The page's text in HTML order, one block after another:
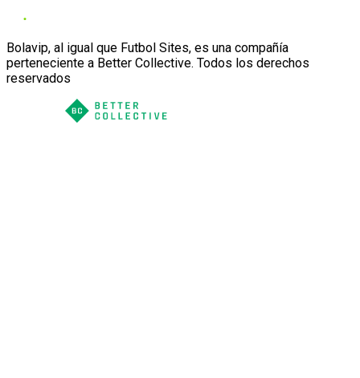
Bolavip, al igual que Futbol Sites, es una compañía
perteneciente a Better Collective. Todos los derechos
reservados